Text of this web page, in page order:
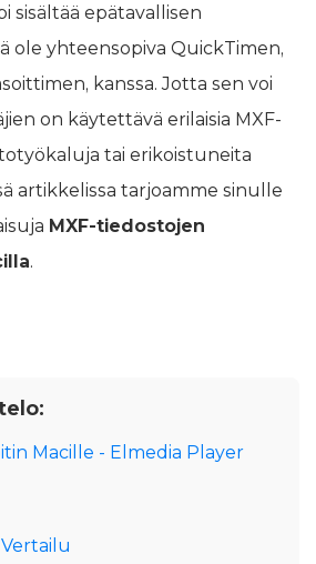
sisältää epätavallisen
ole yhteensopiva QuickTimen,
kanssa. Jotta sen voi
on käytettävä erilaisia MXF-
tai erikoistuneita
artikkelissa tarjoamme sinulle
MXF-tiedostojen
.
Macille - Elmedia Player
Vertailu